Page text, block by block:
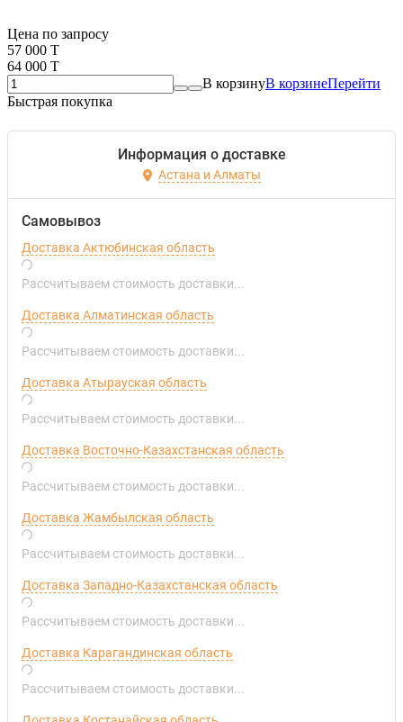
Цена по запросу
57 000 T
64 000 T
В корзинуВ корзинеПерейти
Быстрая покупка
Информация о доставке
Астана и Алматы
Самовывоз
Доставка Актюбинская область
Рассчитываем стоимость доставки...
Доставка Алматинская область
Рассчитываем стоимость доставки...
Доставка Атырауская область
Рассчитываем стоимость доставки...
Доставка Восточно-Казахстанская область
Рассчитываем стоимость доставки...
Доставка Жамбылская область
Рассчитываем стоимость доставки...
Доставка Западно-Казахстанская область
Рассчитываем стоимость доставки...
Доставка Карагандинская область
Рассчитываем стоимость доставки...